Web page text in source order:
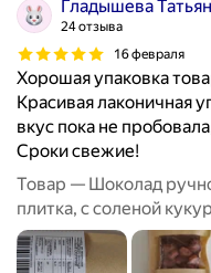
Гладышева
24 отзыва
16 февраля
Хорошая упаковка
Красивая лаконичная
вкус пока не
Сроки свежие!
Товар — Шоколад
плитка, с соленой